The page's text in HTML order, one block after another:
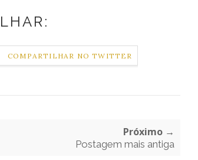
COMPARTILHAR NO TWITTER
Próximo →
Postagem mais antiga